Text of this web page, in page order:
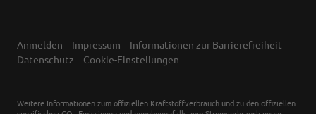
Anmelden Impressum
Informationen zur Barrierefreiheit
Datenschutz
Cookie-Einstellungen
Weitere Informationen zum offiziellen Kraftstoffverbrauch und zu den offiziellen